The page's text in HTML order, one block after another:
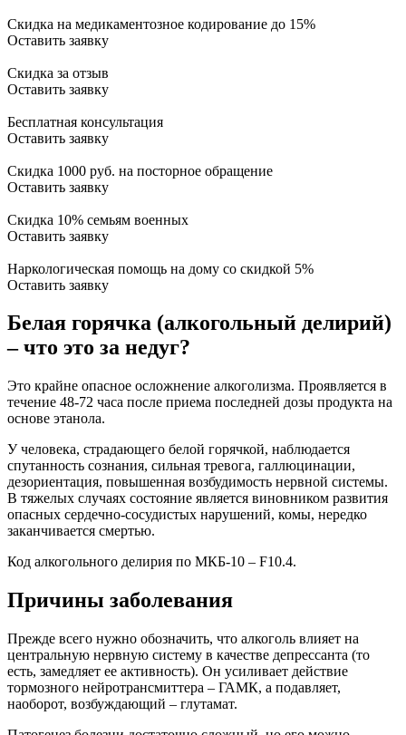
Скидка на медикаментозное кодирование до 15%
Оставить заявку
Скидка за отзыв
Оставить заявку
Бесплатная консультация
Оставить заявку
Скидка 1000 руб. на посторное обращение
Оставить заявку
Скидка 10% семьям военных
Оставить заявку
Наркологическая помощь на дому со скидкой 5%
Оставить заявку
Белая горячка (алкогольный делирий)
– что это за недуг?
Это крайне опасное осложнение алкоголизма. Проявляется в
течение 48-72 часа после приема последней дозы продукта на
основе этанола.
У человека, страдающего белой горячкой, наблюдается
спутанность сознания, сильная тревога, галлюцинации,
дезориентация, повышенная возбудимость нервной системы.
В тяжелых случаях состояние является виновником развития
опасных сердечно-сосудистых нарушений, комы, нередко
заканчивается смертью.
Код алкогольного делирия по МКБ-10 – F10.4.
Причины заболевания
Прежде всего нужно обозначить, что алкоголь влияет на
центральную нервную систему в качестве депрессанта (то
есть, замедляет ее активность). Он усиливает действие
тормозного нейротрансмиттера – ГАМК, а подавляет,
наоборот, возбуждающий – глутамат.